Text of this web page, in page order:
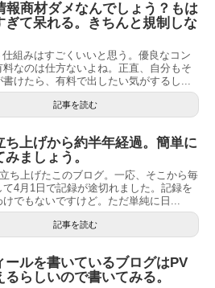
報商材ダメなんでしょう？もは
ぎて呆れる。きちんと規制しな
仕組みはすごくいいと思う。優良なコン
料なのは仕方ないよね。正直、自分もそ
書けたら、有料で出したい気がするし...
記事を読む
ち上げから約半年経過。簡単に
ましょう。
ち上げたこのブログ。一応、そこから毎
て4月1日で記録が途切れました。記録を
けでもないですけど。ただ単純に日...
記事を読む
ールを書いているブログはPV
るらしいので書いてみる。